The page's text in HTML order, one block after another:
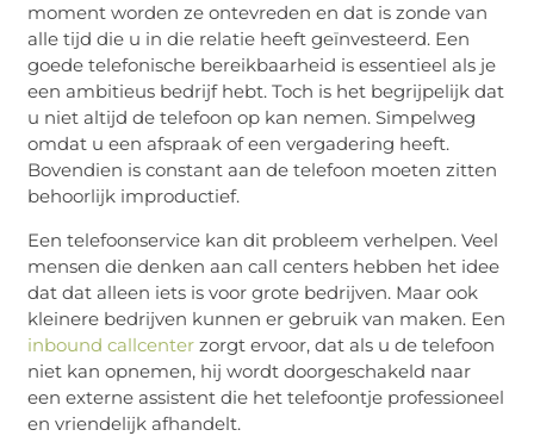
moment worden ze ontevreden en dat is zonde van
alle tijd die u in die relatie heeft geïnvesteerd. Een
goede telefonische bereikbaarheid is essentieel als je
een ambitieus bedrijf hebt. Toch is het begrijpelijk dat
u niet altijd de telefoon op kan nemen. Simpelweg
omdat u een afspraak of een vergadering heeft.
Bovendien is constant aan de telefoon moeten zitten
behoorlijk improductief.
Een telefoonservice kan dit probleem verhelpen. Veel
mensen die denken aan call centers hebben het idee
dat dat alleen iets is voor grote bedrijven. Maar ook
kleinere bedrijven kunnen er gebruik van maken. Een
inbound callcenter zorgt ervoor, dat als u de telefoon
niet kan opnemen, hij wordt doorgeschakeld naar
een externe assistent die het telefoontje professioneel
en vriendelijk afhandelt.